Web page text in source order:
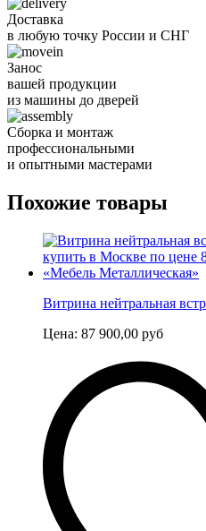
Доставка
в любую точку России и СНГ
Занос
вашей продукции
из машины до дверей
Сборка и монтаж
профессиональными
и опытными мастерами
Похожие товары
Витрина нейтральная
Цена: 87 900,00 руб